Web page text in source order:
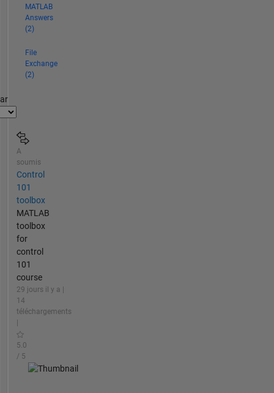
MATLAB
Answers
(2)
File
Exchange
(2)
A
soumis
Control
101
toolbox
MATLAB
toolbox
for
control
101
course
29 jours il y a |
14
téléchargements
|
5.0
/ 5